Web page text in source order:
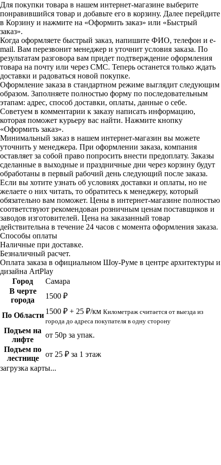
Для покупки товара в нашем интернет-магазине выберите
понравившийся товар и добавьте его в корзину. Далее перейдите
в Корзину и нажмите на «Оформить заказ» или «Быстрый
заказ».
Когда оформляете быстрый заказ, напишите ФИО, телефон и e-
mail. Вам перезвонит менеджер и уточнит условия заказа. По
результатам разговора вам придет подтверждение оформления
товара на почту или через СМС. Теперь останется только ждать
доставки и радоваться новой покупке.
Оформление заказа в стандартном режиме выглядит следующим
образом. Заполняете полностью форму по последовательным
этапам: адрес, способ доставки, оплаты, данные о себе.
Советуем в комментарии к заказу написать информацию,
которая поможет курьеру вас найти. Нажмите кнопку
«Оформить заказ».
Минимальный заказ в нашем интернет-магазин вы можете
уточнить у менеджера. При оформлении заказа, компания
оставляет за собой право попросить внести предоплату. Заказы
сделанные в выходные и праздничные дни через корзину будут
обработаны в первый рабочий день следующий после заказа.
Если вы хотите узнать об условиях доставки и оплаты, но не
желаете о них читать, то обратитесь к менеджеру, который
обязательно вам поможет. Цены в интернет-магазине полностью
соответствуют рекомендован розничным ценам поставщиков и
заводов изготовителей. Цена на заказанный товар
действительна в течение 24 часов с момента оформления заказа.
Способы оплаты
Наличные при доставке.
Безналичный расчет.
Оплата заказа в официальном Шоу-Руме в центре архитектуры и
дизайна ArtPlay
Город
Самара
В черте
города
1500 ₽
По Области 1500 ₽ + 25 ₽/км Километраж считается от выезда из
города до адреса покупателя в одну сторону
Подъем на
лифте
от 50р за упак.
Подъем по
лестнице
от 25 ₽ за 1 этаж
загрузка карты...